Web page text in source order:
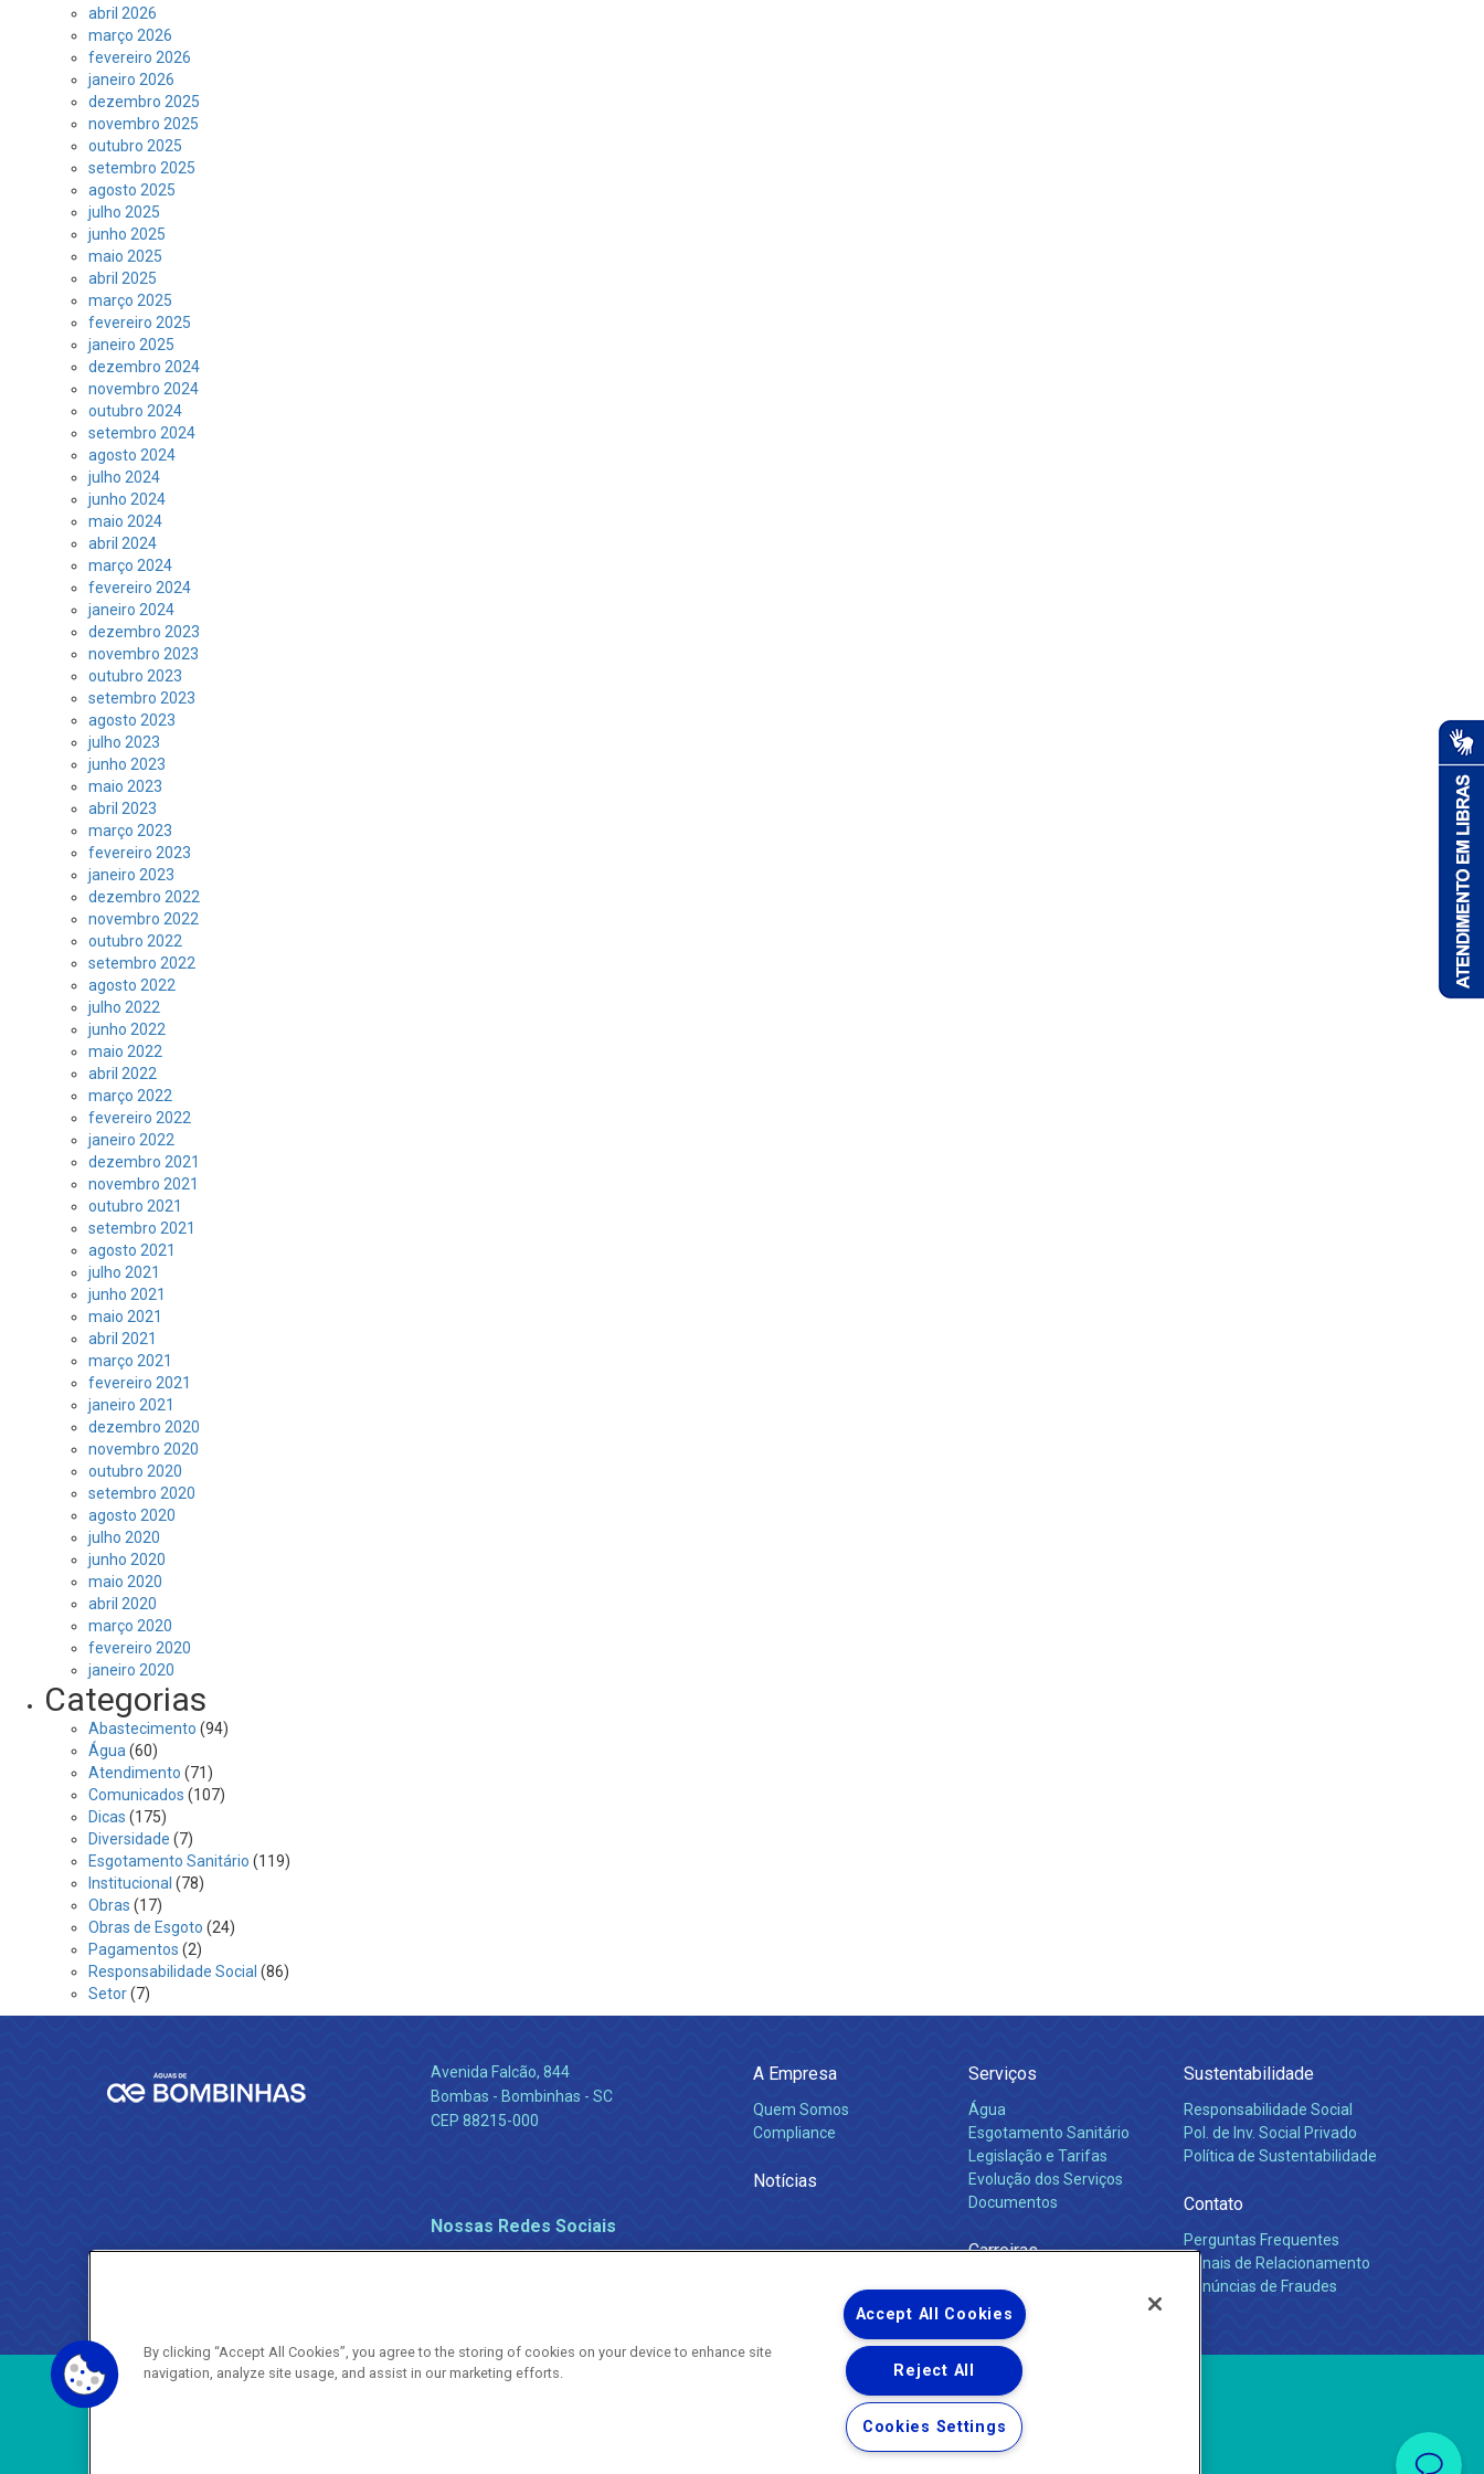
abril 2026
março 2026
fevereiro 2026
janeiro 2026
dezembro 2025
novembro 2025
outubro 2025
setembro 2025
agosto 2025
julho 2025
junho 2025
maio 2025
abril 2025
março 2025
fevereiro 2025
janeiro 2025
dezembro 2024
novembro 2024
outubro 2024
setembro 2024
agosto 2024
julho 2024
junho 2024
maio 2024
abril 2024
março 2024
fevereiro 2024
janeiro 2024
dezembro 2023
novembro 2023
outubro 2023
setembro 2023
agosto 2023
julho 2023
junho 2023
maio 2023
abril 2023
março 2023
fevereiro 2023
janeiro 2023
dezembro 2022
novembro 2022
outubro 2022
setembro 2022
agosto 2022
julho 2022
junho 2022
maio 2022
abril 2022
março 2022
fevereiro 2022
janeiro 2022
dezembro 2021
novembro 2021
outubro 2021
setembro 2021
agosto 2021
julho 2021
junho 2021
maio 2021
abril 2021
março 2021
fevereiro 2021
janeiro 2021
dezembro 2020
novembro 2020
outubro 2020
setembro 2020
agosto 2020
julho 2020
junho 2020
maio 2020
abril 2020
março 2020
fevereiro 2020
janeiro 2020
Categorias
Abastecimento (94)
Água (60)
Atendimento (71)
Comunicados (107)
Dicas (175)
Diversidade (7)
Esgotamento Sanitário (119)
Institucional (78)
Obras (17)
Obras de Esgoto (24)
Pagamentos (2)
Responsabilidade Social (86)
Setor(7)
Avenida Falcão, 844
Bombas - Bombinhas - SC
CEP 88215-000
Nossas Redes Sociais
A Empresa
Quem Somos
Compliance
Notícias
Serviços
Água
Esgotamento Sanitário
Legislação e Tarifas
Evolução dos Serviços
Documentos
Carreiras
Sustentabilidade
Responsabilidade Social
Pol. de Inv. Social Privado
Política de Sustentabilidade
Contato
Perguntas Frequentes
Canais de Relacionamento
Denúncias de Fraudes
Copyright ® 2026 - Todos os Direitos Reservados.
By clicking “Accept All Cookies”, you agree to the storing of cookies on your device to enhance site
navigation, analyze site usage, and assist in our marketing efforts.
Accept All Cookies
Reject All
Cookies Settings